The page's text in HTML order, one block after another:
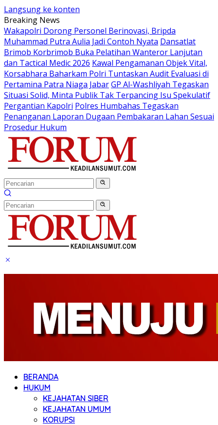
Langsung ke konten
Breaking News
Wakapolri Dorong Personel Berinovasi, Bripda
Muhammad Putra Aulia Jadi Contoh Nyata Dansatlat
Brimob Korbrimob Buka Pelatihan Wanteror Lanjutan
dan Tactical Medic 2026 Kawal Pengamanan Objek Vital,
Korsabhara Baharkam Polri Tuntaskan Audit Evaluasi di
Pertamina Patra Niaga JabarGP Al-Washliyah Tegaskan
Situasi Solid, Minta Publik Tak Terpancing Isu Spekulatif
Pergantian Kapolri Polres Humbahas Tegaskan
Penanganan Laporan Dugaan Pembakaran Lahan Sesuai
Prosedur Hukum
BERANDA
HUKUM
KEJAHATAN SIBER
KEJAHATAN UMUM
KORUPSI